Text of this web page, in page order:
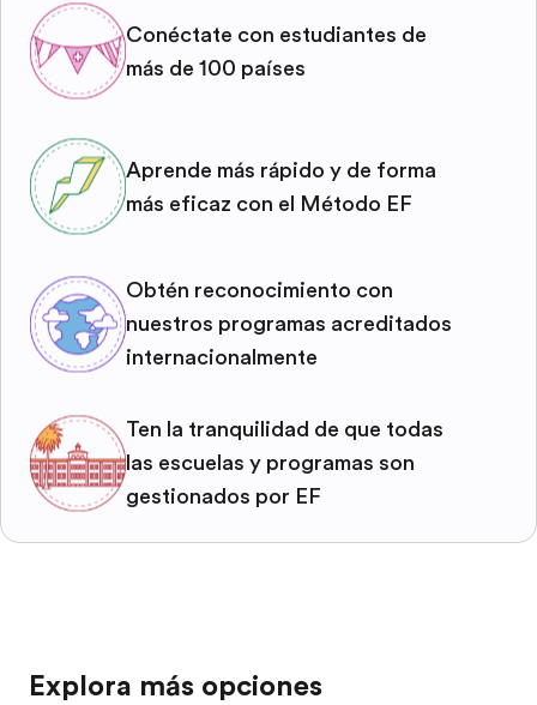
Conéctate con estudiantes de
más de 100 países
Aprende más rápido y de forma
más eficaz con el Método EF
Obtén reconocimiento con
nuestros programas acreditados
internacionalmente
Ten la tranquilidad de que todas
las escuelas y programas son
gestionados por EF
Explora más opciones